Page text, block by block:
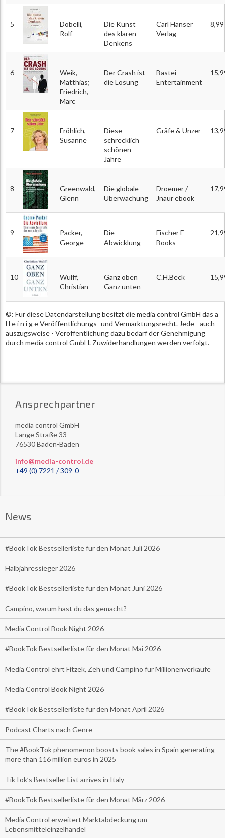
5
Dobelli,
Rolf
Die Kunst
des klaren
Denkens
Carl Hanser
Verlag
8,99
6
Weik,
Matthias;
Friedrich,
Marc
Der Crash ist
die Lösung
Bastei
Entertainment
7
Fröhlich,
Susanne
Diese
schrecklich
schönen
Jahre
Gräfe & Unzer
8
Greenwald,
Glenn
Die globale
Überwachung
Droemer /
Jnaur ebook
9
Packer,
George
Die
Abwicklung
Fischer E-
Books
10
Wulff,
Christian
Ganz oben
Ganz unten
C.H.Beck
©: Für diese Datendarstellung besitzt die media control GmbH das a
l l e i n i g e Veröffentlichungs- und Vermarktungsrecht. Jede - auch
auszugsweise - Veröffentlichung dazu bedarf der Genehmigung
durch media control GmbH. Zuwiderhandlungen werden verfolgt.
Ansprechpartner
media control GmbH
Lange Straße 33
76530 Baden-Baden
info@media-control.de
+49 (0) 7221 / 309-0
News
#BookTok Bestsellerliste für den Monat Juli 2026
Halbjahressieger 2026
#BookTok Bestsellerliste für den Monat Juni 2026
Campino, warum hast du das gemacht?
Media Control Book Night 2026
#BookTok Bestsellerliste für den Monat Mai 2026
Media Control ehrt Fitzek, Zeh und Campino für Millionenverkäufe
Media Control Book Night 2026
#BookTok Bestsellerliste für den Monat April 2026
Podcast Charts nach Genre
The #BookTok phenomenon boosts book sales in Spain generating
more than 116 million euros in 2025
TikTok’s Bestseller List arrives in Italy
#BookTok Bestsellerliste für den Monat März 2026
Media Control erweitert Marktabdeckung um
Lebensmitteleinzelhandel